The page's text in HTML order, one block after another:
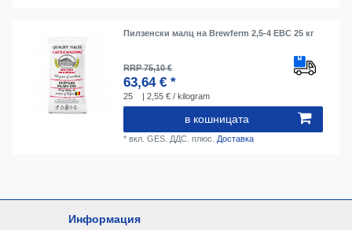
Пилзенски малц на Brewferm 2,5-4 EBC 25 кг
RRP 75,10 €
63,64 € *
25 | 2,55 € / kilogram
в кошницата
*вкл. GES. ДДС. плюс.Доставка
Информация